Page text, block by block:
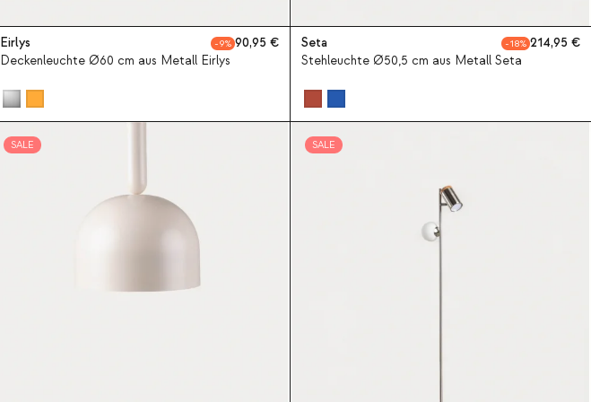
Eirlys 9
90,95
Deckenleuchte Ø60 cm aus Metall Eirlys
Seta 18
214,95
Stehleuchte Ø50,5 cm aus Metall Seta
SALE SALE